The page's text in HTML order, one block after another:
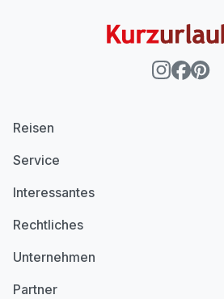
Reisen
Service
Interessantes
Rechtliches
Unternehmen
Partner